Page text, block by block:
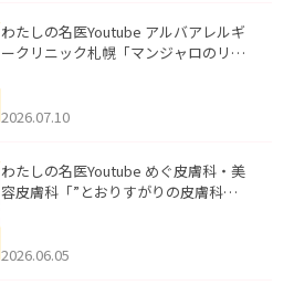
わたしの名医Youtube アルバアレルギ
ークリニック札幌「マンジャロのリア
た。
2026.07.10
わたしの名医Youtube めぐ皮膚科・美
容皮膚科「”とおりすがりの皮膚科
2026.06.05